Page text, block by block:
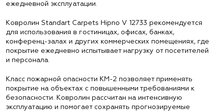
ежедневной эксплуатации.
Ковролин Standart Carpets Hipno V 12733 рекомендуется
для использования в гостиницах, офисах, банках,
конференц-залах и других коммерческих помещениях, где
покрытие ежедневно испытывает нагрузку от посетителей
и персонала.
Класс пожарной опасности КМ-2 позволяет применять
покрытие на объектах с повышенными требованиями к
безопасности. Ковролин рассчитан на интенсивную
эксплуатацию и помогает сохранять прогнозируемые